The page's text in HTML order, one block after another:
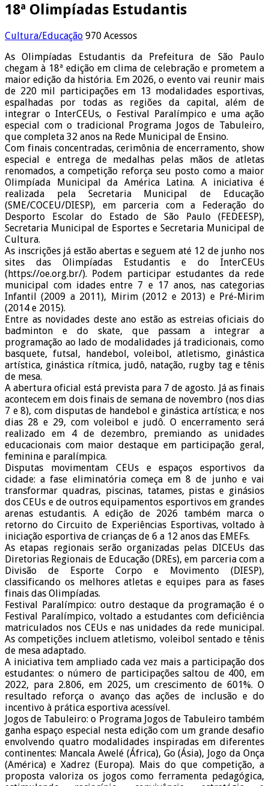
18ª Olimpíadas Estudantis
Cultura/Educação 970 Acessos
As Olimpíadas Estudantis da Prefeitura de São Paulo
chegam à 18ª edição em clima de celebração e prometem a
maior edição da história. Em 2026, o evento vai reunir mais
de 220 mil participações em 13 modalidades esportivas,
espalhadas por todas as regiões da capital, além de
integrar o InterCEUs, o Festival Paralímpico e uma ação
especial com o tradicional Programa Jogos de Tabuleiro,
que completa 32 anos na Rede Municipal de Ensino.
Com finais concentradas, cerimônia de encerramento, show
especial e entrega de medalhas pelas mãos de atletas
renomados, a competição reforça seu posto como a maior
Olimpíada Municipal da América Latina. A iniciativa é
realizada pela Secretaria Municipal de Educação
(SME/COCEU/DIESP), em parceria com a Federação do
Desporto Escolar do Estado de São Paulo (FEDEESP),
Secretaria Municipal de Esportes e Secretaria Municipal de
Cultura.
As inscrições já estão abertas e seguem até 12 de junho nos
sites das Olimpíadas Estudantis e do InterCEUs
(https://oe.org.br/). Podem participar estudantes da rede
municipal com idades entre 7 e 17 anos, nas categorias
Infantil (2009 a 2011), Mirim (2012 e 2013) e Pré-Mirim
(2014 e 2015).
Entre as novidades deste ano estão as estreias oficiais do
badminton e do skate, que passam a integrar a
programação ao lado de modalidades já tradicionais, como
basquete, futsal, handebol, voleibol, atletismo, ginástica
artística, ginástica rítmica, judô, natação, rugby tag e tênis
de mesa.
A abertura oficial está prevista para 7 de agosto. Já as finais
acontecem em dois finais de semana de novembro (nos dias
7 e 8), com disputas de handebol e ginástica artística; e nos
dias 28 e 29, com voleibol e judô. O encerramento será
realizado em 4 de dezembro, premiando as unidades
educacionais com maior destaque em participação geral,
feminina e paralímpica.
Disputas movimentam CEUs e espaços esportivos da
cidade: a fase eliminatória começa em 8 de junho e vai
transformar quadras, piscinas, tatames, pistas e ginásios
dos CEUs e de outros equipamentos esportivos em grandes
arenas estudantis. A edição de 2026 também marca o
retorno do Circuito de Experiências Esportivas, voltado à
iniciação esportiva de crianças de 6 a 12 anos das EMEFs.
As etapas regionais serão organizadas pelas DICEUs das
Diretorias Regionais de Educação (DREs), em parceria com a
Divisão de Esporte Corpo e Movimento (DIESP),
classificando os melhores atletas e equipes para as fases
finais das Olimpíadas.
Festival Paralímpico: outro destaque da programação é o
Festival Paralímpico, voltado a estudantes com deficiência
matriculados nos CEUs e nas unidades da rede municipal.
As competições incluem atletismo, voleibol sentado e tênis
de mesa adaptado.
A iniciativa tem ampliado cada vez mais a participação dos
estudantes: o número de participações saltou de 400, em
2022, para 2.806, em 2025, um crescimento de 601%. O
resultado reforça o avanço das ações de inclusão e do
incentivo à prática esportiva acessível.
Jogos de Tabuleiro: o Programa Jogos de Tabuleiro também
ganha espaço especial nesta edição com um grande desafio
envolvendo quatro modalidades inspiradas em diferentes
continentes: Mancala Awelé (África), Go (Ásia), Jogo da Onça
(América) e Xadrez (Europa). Mais do que competição, a
proposta valoriza os jogos como ferramenta pedagógica,